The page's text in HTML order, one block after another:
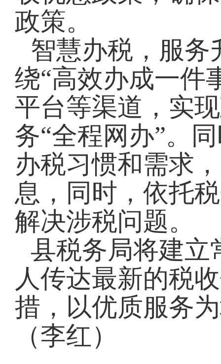
政策。
智慧办税，服务
绕“高效办成一件
平台等渠道，实
务“全程网办”。
办税习惯和需求
息，同时，依托
解决涉税问题。
县税务局将建立
人传达最新的税
措，以优质服务
（李红）